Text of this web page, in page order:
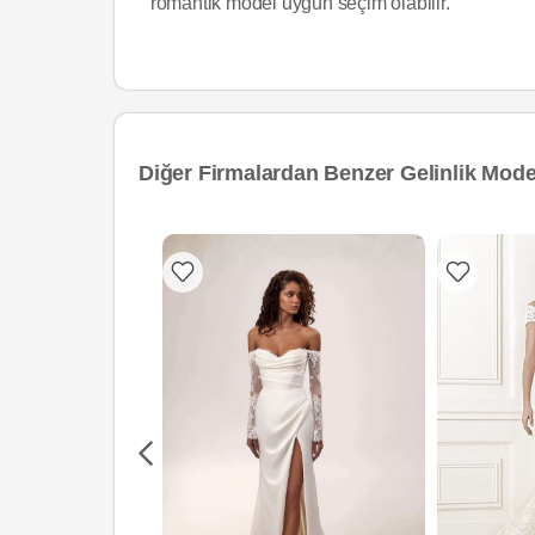
Diğer Firmalardan Benzer Gelinlik